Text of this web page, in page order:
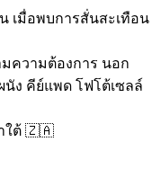
เมื่อพบการสั่นสะเทือน
ความต้องการ นอก
นัง คีย์แพด โฟโต้เซลล์
าใต้ 🇿🇦